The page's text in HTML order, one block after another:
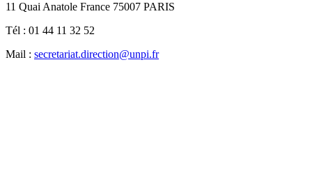
11 Quai Anatole France 75007 PARIS
Tél : 01 44 11 32 52
Mail : secretariat.direction@unpi.fr